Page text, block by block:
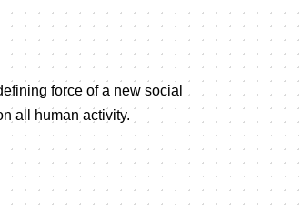
force of a new social
all human activity.